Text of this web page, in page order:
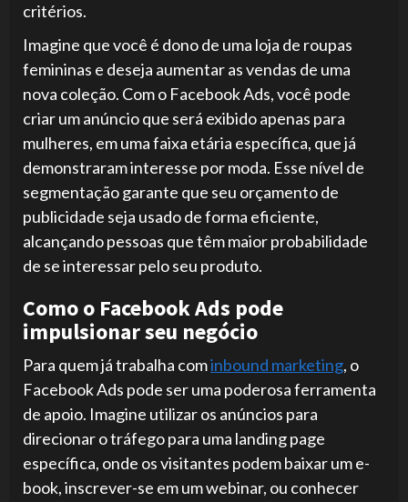
critérios.
Imagine que você é dono de uma loja de roupas
femininas e deseja aumentar as vendas de uma
nova coleção. Com o Facebook Ads, você pode
criar um anúncio que será exibido apenas para
mulheres, em uma faixa etária específica, que já
demonstraram interesse por moda. Esse nível de
segmentação garante que seu orçamento de
publicidade seja usado de forma eficiente,
alcançando pessoas que têm maior probabilidade
de se interessar pelo seu produto.
Como o Facebook Ads pode
impulsionar seu negócio
Para quem já trabalha cominbound marketing, o
Facebook Ads pode ser uma poderosa ferramenta
de apoio. Imagine utilizar os anúncios para
direcionar o tráfego para uma landing page
específica, onde os visitantes podem baixar um e-
book, inscrever-se em um webinar, ou conhecer